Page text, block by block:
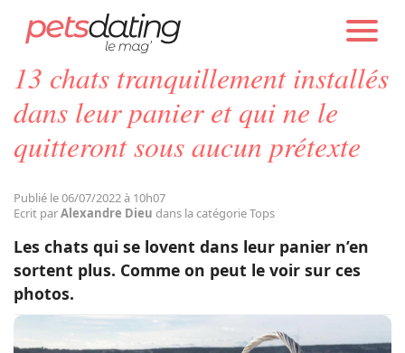
Chien
Chat
Faits Divers
Tops
PETS DATING ACTUALITÉS TOPS
13 chats tranquillement installés
dans leur panier et qui ne le
quitteront sous aucun prétexte
Publié le 06/07/2022 à 10h07
Ecrit parAlexandre Dieu dans la catégorie Tops
Les chats qui se lovent dans leur panier n’en
sortent plus. Comme on peut le voir sur ces
photos.